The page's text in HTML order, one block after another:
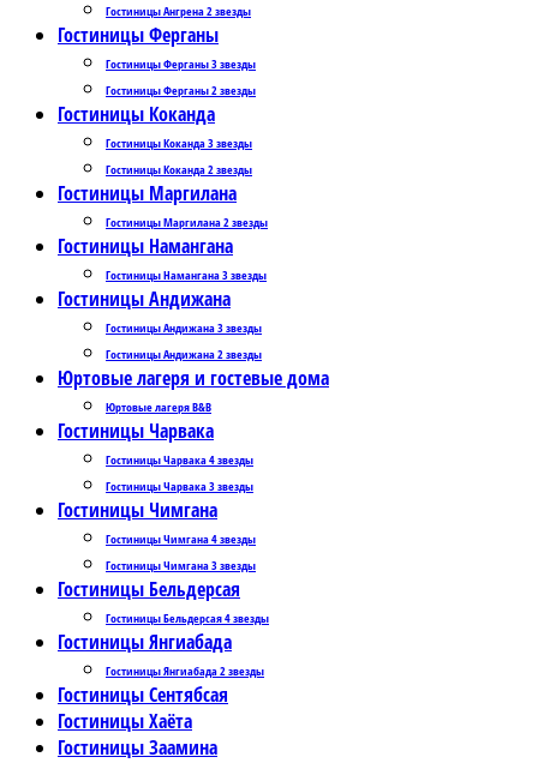
Гостиницы Ангрена 2 звезды
Гостиницы Ферганы
Гостиницы Ферганы 3 звезды
Гостиницы Ферганы 2 звезды
Гостиницы Коканда
Гостиницы Коканда 3 звезды
Гостиницы Коканда 2 звезды
Гостиницы Маргилана
Гостиницы Маргилана 2 звезды
Гостиницы Намангана
Гостиницы Намангана 3 звезды
Гостиницы Андижана
Гостиницы Андижана 3 звезды
Гостиницы Андижана 2 звезды
Юртовые лагеря и гостевые дома
Юртовые лагеря B&B
Гостиницы Чарвака
Гостиницы Чарвака 4 звезды
Гостиницы Чарвака 3 звезды
Гостиницы Чимгана
Гостиницы Чимгана 4 звезды
Гостиницы Чимгана 3 звезды
Гостиницы Бельдерсая
Гостиницы Бельдерсая 4 звезды
Гостиницы Янгиабада
Гостиницы Янгиабада 2 звезды
Гостиницы Сентябсая
Гостиницы Хаёта
Гостиницы Заамина